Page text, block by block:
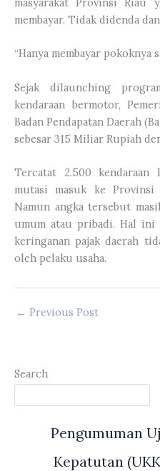
membayar. Tidak didenda
“Hanya membayar pokoknya
Sejak dilaunching
kendaraan bermotor,
Badan Pendapatan Daerah
sebesar 315 Miliar Rupiah
Tercatat 2.500 kendaraan
mutasi masuk ke Provinsi
Namun angka tersebut
umum atau pribadi. Hal ini
keringanan pajak daerah
oleh pelaku usaha.
← Previous Post
Search
Pengumuman
Kepatutan